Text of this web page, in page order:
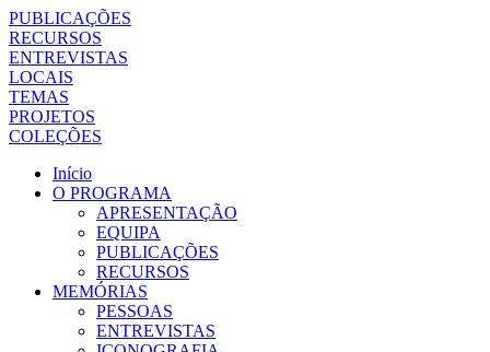
PUBLICAÇÕES
RECURSOS
ENTREVISTAS
LOCAIS
TEMAS
PROJETOS
COLEÇÕES
Início
O PROGRAMA
APRESENTAÇÃO
EQUIPA
PUBLICAÇÕES
RECURSOS
MEMÓRIAS
PESSOAS
ENTREVISTAS